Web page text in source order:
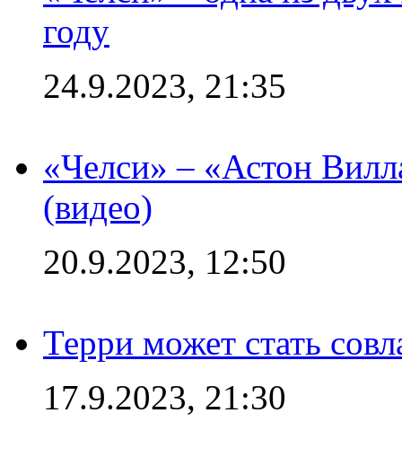
году
24.9.2023, 21:35
«Челси» – «Астон
(видео)
20.9.2023, 12:50
Терри может стать
17.9.2023, 21:30